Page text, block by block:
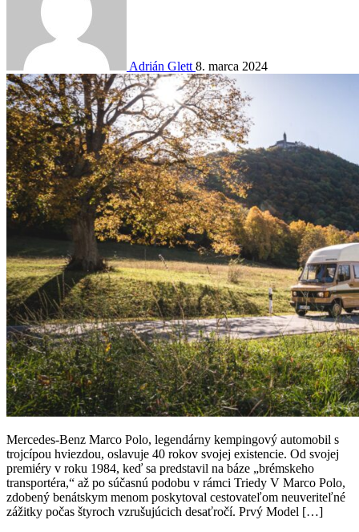
Adrián Glett 8. marca 2024
Mercedes-Benz Marco Polo, legendárny kempingový automobil s
trojcípou hviezdou, oslavuje 40 rokov svojej existencie. Od svojej
premiéry v roku 1984, keď sa predstavil na báze „brémskeho
transportéra,“ až po súčasnú podobu v rámci Triedy V Marco Polo,
zdobený benátskym menom poskytoval cestovateľom neuveriteľné
zážitky počas štyroch vzrušujúcich desaťročí. Prvý Model […]